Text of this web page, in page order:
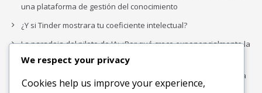
una plataforma de gestión del conocimiento
¿Y si Tinder mostrara tu coeficiente intelectual?
La paradoja del piloto de IA: ¿Por qué crece exponencialmente la
complejidad de la IA empresarial?
Los organigramas de marketing se crearon para los canales. La
IA acaba de dejarlos obsoletos.
We respect your privacy
Cookies help us improve your experience,